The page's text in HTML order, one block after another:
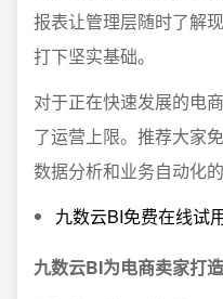
报表让管理层随时了解
打下坚实基础。
对于正在快速发展的电
了运营上限。推荐大家
数据分析和业务自动化的
九数云BI免费在线试
九数云BI为电商卖家打